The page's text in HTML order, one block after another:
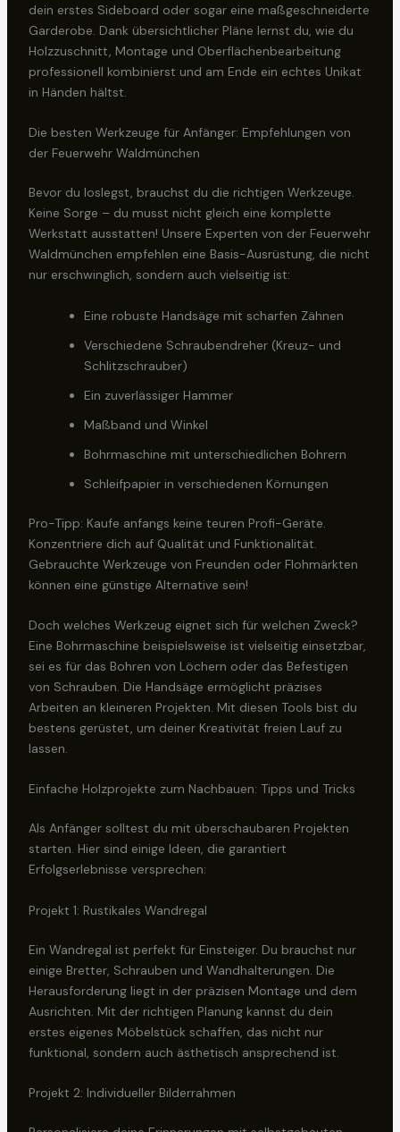
dein erstes Sideboard oder sogar eine maßgeschneiderte
Garderobe. Dank übersichtlicher Pläne lernst du, wie du
Holzzuschnitt, Montage und Oberflächenbearbeitung
professionell kombinierst und am Ende ein echtes Unikat
in Händen hältst.
Die besten Werkzeuge für Anfänger: Empfehlungen von
der Feuerwehr Waldmünchen
Bevor du loslegst, brauchst du die richtigen Werkzeuge.
Keine Sorge – du musst nicht gleich eine komplette
Werkstatt ausstatten! Unsere Experten von der Feuerwehr
Waldmünchen empfehlen eine Basis-Ausrüstung, die nicht
nur erschwinglich, sondern auch vielseitig ist:
Eine robuste Handsäge mit scharfen Zähnen
Verschiedene Schraubendreher (Kreuz- und
Schlitzschrauber)
Ein zuverlässiger Hammer
Maßband und Winkel
Bohrmaschine mit unterschiedlichen Bohrern
Schleifpapier in verschiedenen Körnungen
Pro-Tipp: Kaufe anfangs keine teuren Profi-Geräte.
Konzentriere dich auf Qualität und Funktionalität.
Gebrauchte Werkzeuge von Freunden oder Flohmärkten
können eine günstige Alternative sein!
Doch welches Werkzeug eignet sich für welchen Zweck?
Eine Bohrmaschine beispielsweise ist vielseitig einsetzbar,
sei es für das Bohren von Löchern oder das Befestigen
von Schrauben. Die Handsäge ermöglicht präzises
Arbeiten an kleineren Projekten. Mit diesen Tools bist du
bestens gerüstet, um deiner Kreativität freien Lauf zu
lassen.
Einfache Holzprojekte zum Nachbauen: Tipps und Tricks
Als Anfänger solltest du mit überschaubaren Projekten
starten. Hier sind einige Ideen, die garantiert
Erfolgserlebnisse versprechen:
Projekt 1: Rustikales Wandregal
Ein Wandregal ist perfekt für Einsteiger. Du brauchst nur
einige Bretter, Schrauben und Wandhalterungen. Die
Herausforderung liegt in der präzisen Montage und dem
Ausrichten. Mit der richtigen Planung kannst du dein
erstes eigenes Möbelstück schaffen, das nicht nur
funktional, sondern auch ästhetisch ansprechend ist.
Projekt 2: Individueller Bilderrahmen